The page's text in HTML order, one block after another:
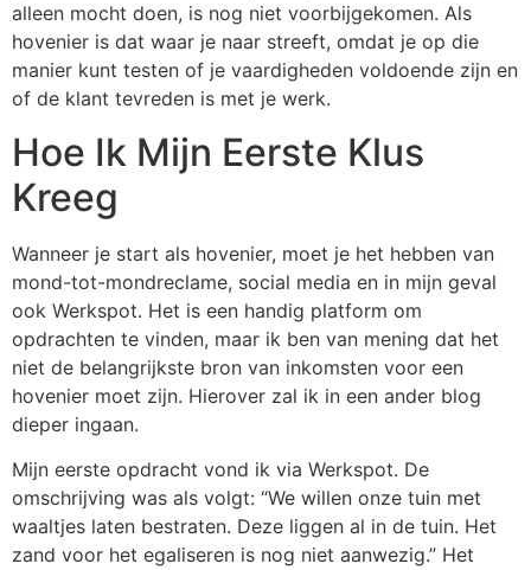
alleen mocht doen, is nog niet voorbijgekomen. Als
hovenier is dat waar je naar streeft, omdat je op die
manier kunt testen of je vaardigheden voldoende zijn en
of de klant tevreden is met je werk.
Hoe Ik Mijn Eerste Klus
Kreeg
Wanneer je start als hovenier, moet je het hebben van
mond-tot-mondreclame, social media en in mijn geval
ook Werkspot. Het is een handig platform om
opdrachten te vinden, maar ik ben van mening dat het
niet de belangrijkste bron van inkomsten voor een
hovenier moet zijn. Hierover zal ik in een ander blog
dieper ingaan.
Mijn eerste opdracht vond ik via Werkspot. De
omschrijving was als volgt: “We willen onze tuin met
waaltjes laten bestraten. Deze liggen al in de tuin. Het
zand voor het egaliseren is nog niet aanwezig.” Het